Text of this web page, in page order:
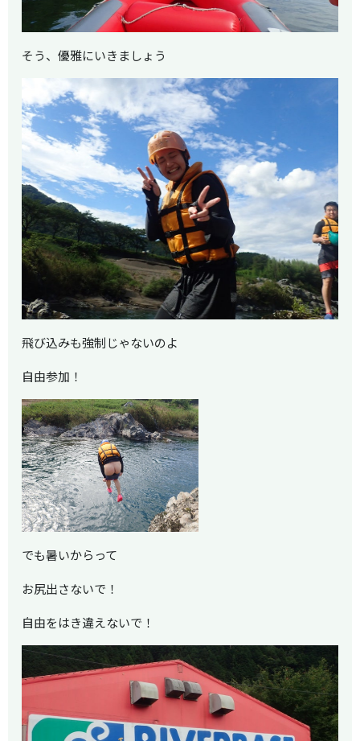
そう、優雅にいきましょう
飛び込みも強制じゃないのよ
自由参加！
でも暑いからって
お尻出さないで！
自由をはき違えないで！